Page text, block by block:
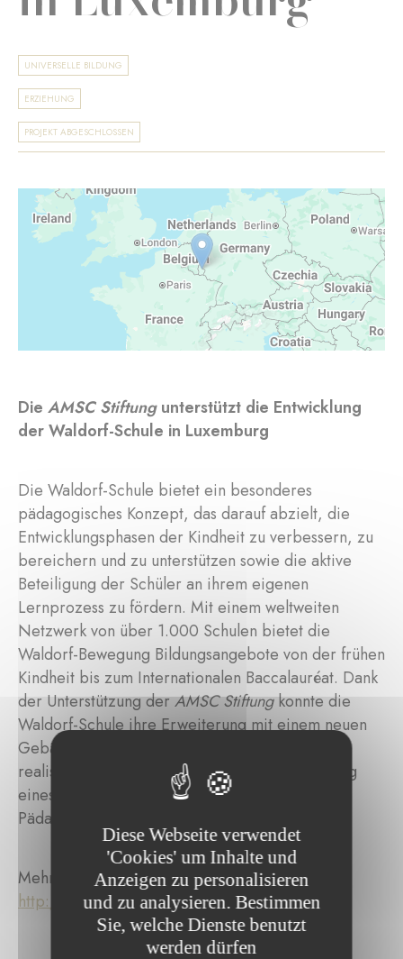
UNIVERSELLE BILDUNG
ERZIEHUNG
PROJEKT ABGESCHLOSSEN
Die AMSC Stiftungunterstützt die Entwicklung
der Waldorf-Schule in Luxemburg
Die Waldorf-Schule bietet ein besonderes
pädagogisches Konzept, das darauf abzielt, die
Entwicklungsphasen der Kindheit zu verbessern, zu
bereichern und zu unterstützen sowie die aktive
Beteiligung der Schüler an ihrem eigenen
Lernprozess zu fördern. Mit einem weltweiten
Netzwerk von über 1.000 Schulen bietet die
Waldorf-Bewegung Bildungsangebote von der frühen
Kindheit bis zum Internationalen Baccalauréat. Dank
der Unterstützung derAMSC Stiftungkonnte die
Waldorf-Schule ihre Erweiterung mit einem neuen
Gebäude in
realisieren. Zudem wurde sie bei der Umsetzung
eines Ausbildungsprojekts für Lehrer und
Pädagogen unterstützt.
Mehr Infos unter :
http://www.waldorf.lu/index.php/fr/
Diese Webseite verwendet
'Cookies' um Inhalte und
Anzeigen zu personalisieren
und zu analysieren. Bestimmen
Sie, welche Dienste benutzt
werden dürfen